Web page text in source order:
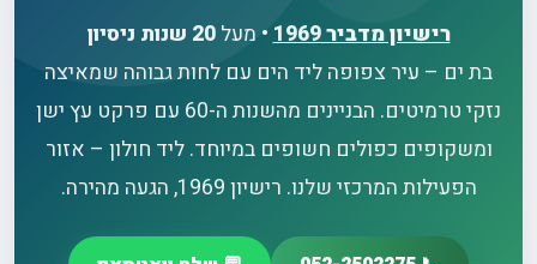
רישיון מדביר1969• מעל20 שנות ניסיון
בת ים – עיר צפופה ליד הים עם לחות גבוהה שמאיצה
נזקי טרמיטים. הבניינים מהשנות ה-60 עם פרקט עץ ישן
ומשקופים כפולים חשופים במיוחד. ליד חולון – אזור
הפעילות המרכזי שלנו. רישיון 1969, הגעה מהירה.